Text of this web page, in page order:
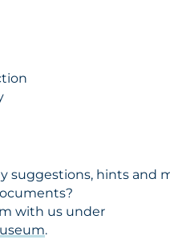
suggestions, hints and
with us under
.